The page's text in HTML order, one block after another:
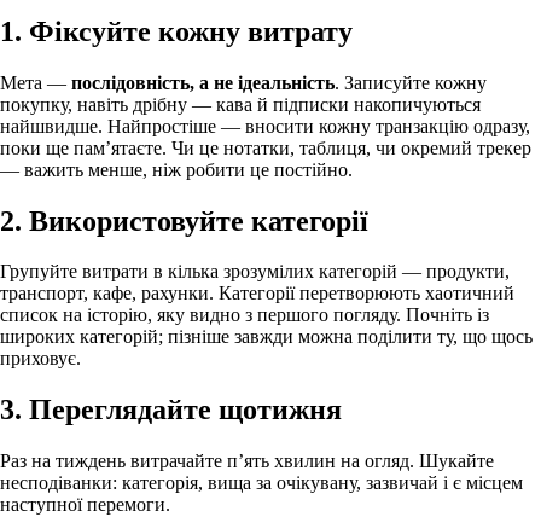
1. Фіксуйте кожну витрату
Мета — послідовність, а не ідеальність. Записуйте кожну
покупку, навіть дрібну — кава й підписки накопичуються
найшвидше. Найпростіше — вносити кожну транзакцію одразу,
поки ще памʼятаєте. Чи це нотатки, таблиця, чи окремий трекер
— важить менше, ніж робити це постійно.
2. Використовуйте категорії
Групуйте витрати в кілька зрозумілих категорій — продукти,
транспорт, кафе, рахунки. Категорії перетворюють хаотичний
список на історію, яку видно з першого погляду. Почніть із
широких категорій; пізніше завжди можна поділити ту, що щось
приховує.
3. Переглядайте щотижня
Раз на тиждень витрачайте пʼять хвилин на огляд. Шукайте
несподіванки: категорія, вища за очікувану, зазвичай і є місцем
наступної перемоги.